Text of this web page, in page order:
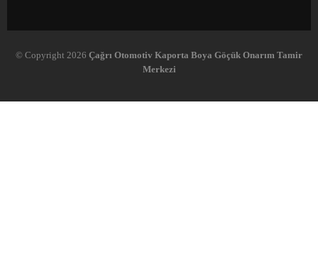
© Copyright 2026 Çağrı Otomotiv Kaporta Boya Göçük Onarım Tamir
Merkezi